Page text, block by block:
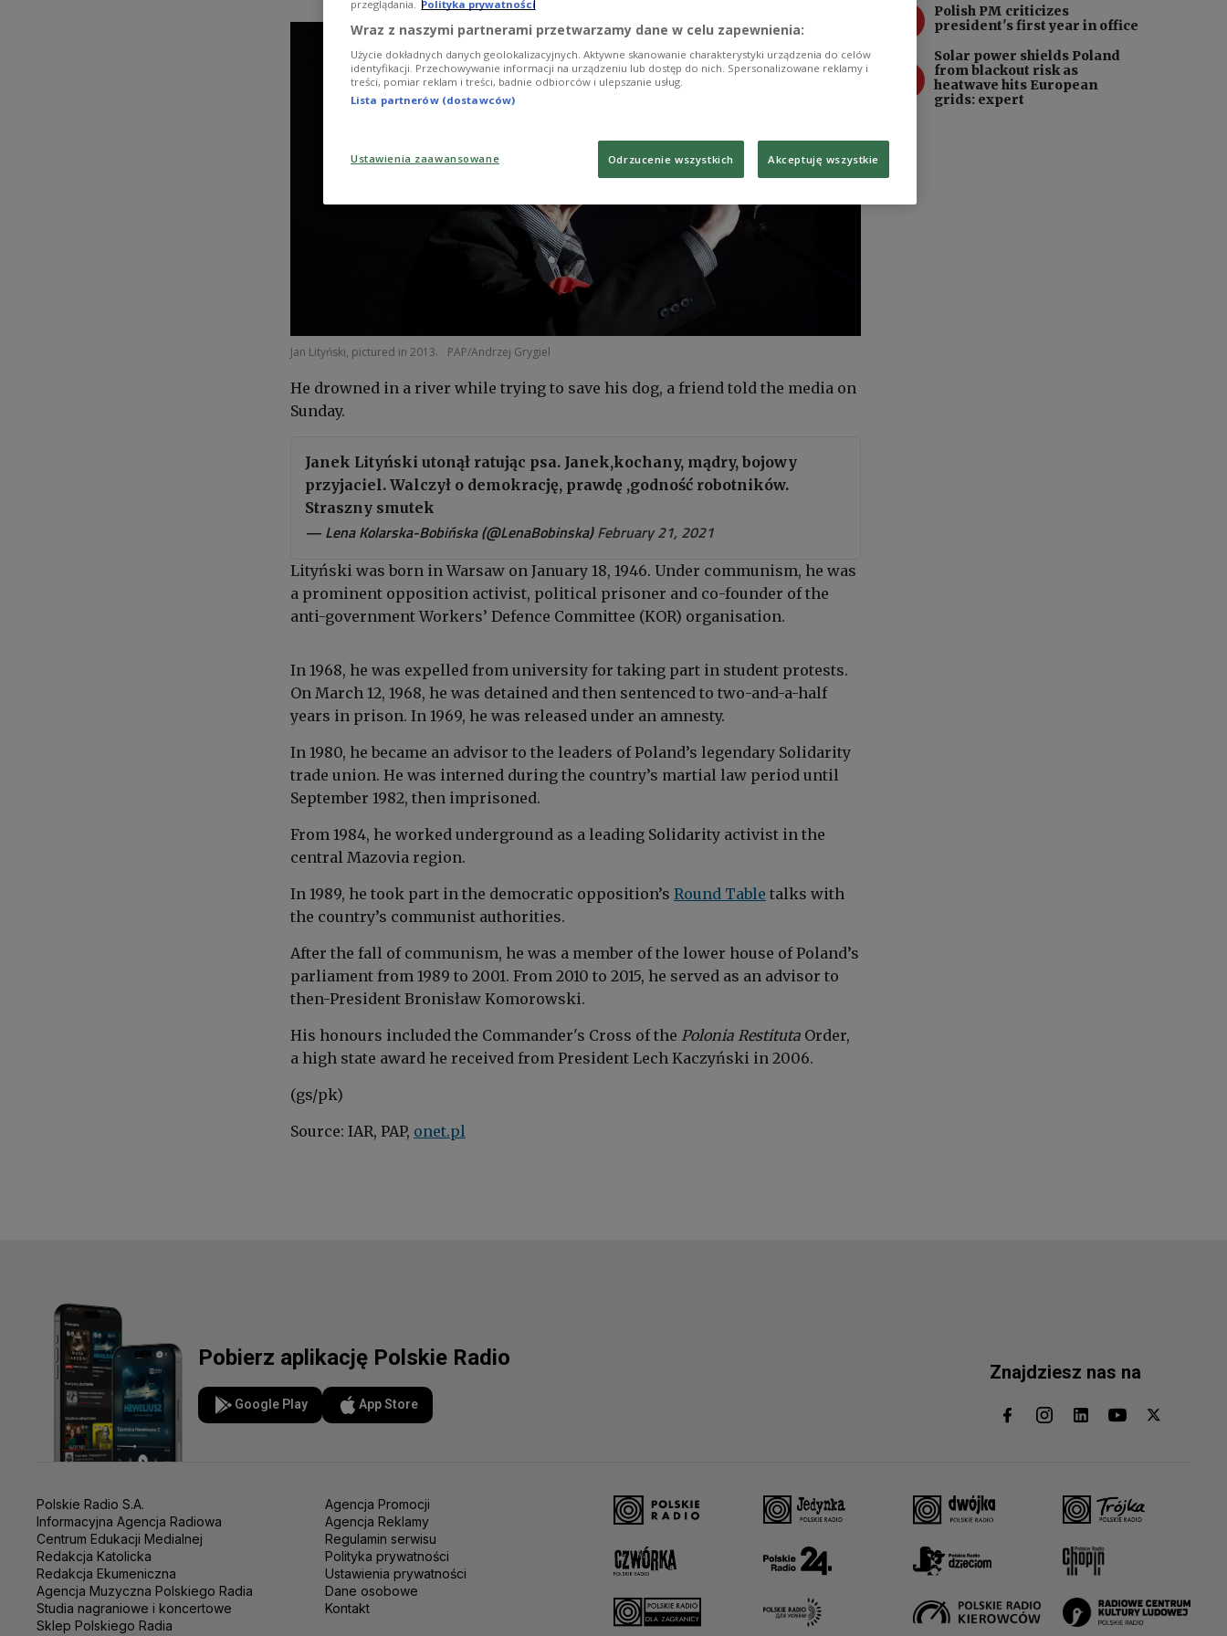
Jan Lityński, pictured in 2013. PAP/Andrzej Grygiel
He drowned in a river while trying to save his dog, a friend told the media on
Sunday.
Janek Lityński utonął ratując psa. Janek,kochany, mądry, bojowy
przyjaciel. Walczył o demokrację, prawdę ,godność robotników.
Straszny smutek
— Lena Kolarska-Bobińska (@LenaBobinska)February 21, 2021
Lityński was born in Warsaw on January 18, 1946. Under communism, he was
a prominent opposition activist, political prisoner and co-founder of the
anti-government Workers’ Defence Committee (KOR) organisation.
In 1968, he was expelled from university for taking part in student protests.
On March 12, 1968, he was detained and then sentenced to two-and-a-half
years in prison. In 1969, he was released under an amnesty.
In 1980, he became an advisor to the leaders of Poland’s legendary Solidarity
trade union. He was interned during the country’s martial law period until
September 1982, then imprisoned.
From 1984, he worked underground as a leading Solidarity activist in the
central Mazovia region.
In 1989, he took part in the democratic opposition’s Round Table talks with
the country’s communist authorities.
After the fall of communism, he was a member of the lower house of Poland’s
parliament from 1989 to 2001. From 2010 to 2015, he served as an advisor to
then-President Bronisław Komorowski.
His honours included the Commander's Cross of the Polonia Restituta Order,
a high state award he received from President Lech Kaczyński in 2006.
(gs/pk)
Source: IAR, PAP, onet.pl
Polish PM criticizes
president's first year in office
Solar power shields Poland
from blackout risk as
heatwave hits European
grids: expert
Pobierz aplikację Polskie Radio
Google Play App Store
Znajdziesz nas na
Polskie Radio S.A.
Informacyjna Agencja Radiowa
Centrum Edukacji Medialnej
Redakcja Katolicka
Redakcja Ekumeniczna
Agencja Muzyczna Polskiego Radia
Studia nagraniowe i koncertowe
Sklep Polskiego Radia
Agencja Promocji
Agencja Reklamy
Regulamin serwisu
Polityka prywatności
Ustawienia prywatności
Dane osobowe
Kontakt
przeglądania. Polityka prywatności
Wraz z naszymi partnerami przetwarzamy dane w celu zapewnienia:
Użycie dokładnych danych geolokalizacyjnych. Aktywne skanowanie charakterystyki urządzenia do celów
identyfikacji. Przechowywanie informacji na urządzeniu lub dostęp do nich. Spersonalizowane reklamy i
treści, pomiar reklam i treści, badnie odbiorców i ulepszanie usług.
Lista partnerów (dostawców)
Ustawienia zaawansowane Odrzucenie wszystkich Akceptuję wszystkie